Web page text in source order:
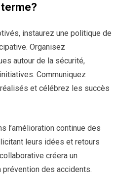
instaurez une politique de
Organisez
autour de la sécurité,
Communiquez
et célébrez les succès
l’amélioration continue des
leurs idées et retours
créera un
prévention des accidents.